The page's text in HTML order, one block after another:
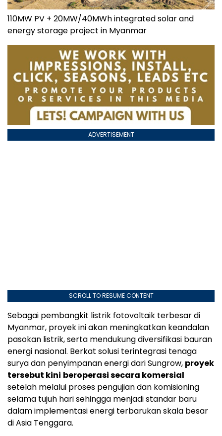
110MW PV + 20MW/40MWh integrated solar and
energy storage project in Myanmar
ADVERTISEMENT
SCROLL TO RESUME CONTENT
Sebagai pembangkit listrik fotovoltaik terbesar di
Myanmar, proyek ini akan meningkatkan keandalan
pasokan listrik, serta mendukung diversifikasi bauran
energi nasional. Berkat solusi terintegrasi tenaga
surya dan penyimpanan energi dari Sungrow, proyek
tersebut kini beroperasi secara komersial
setelah melalui proses pengujian dan komisioning
selama tujuh hari sehingga menjadi standar baru
dalam implementasi energi terbarukan skala besar
di Asia Tenggara.